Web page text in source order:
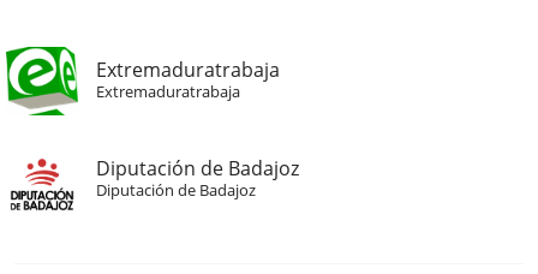
Extremaduratrabaja
Extremaduratrabaja
Diputación de Badajoz
Diputación de Badajoz